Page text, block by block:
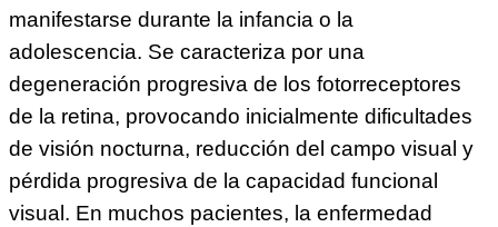
manifestarse durante la infancia o la
adolescencia. Se caracteriza por una
degeneración progresiva de los fotorreceptores
de la retina, provocando inicialmente dificultades
de visión nocturna, reducción del campo visual y
pérdida progresiva de la capacidad funcional
visual. En muchos pacientes, la enfermedad